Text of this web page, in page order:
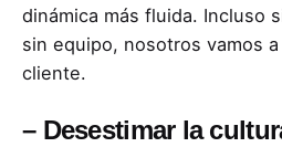
dinámica más fluida. Incluso
sin equipo, nosotros vamos
cliente.
– Desestimar la